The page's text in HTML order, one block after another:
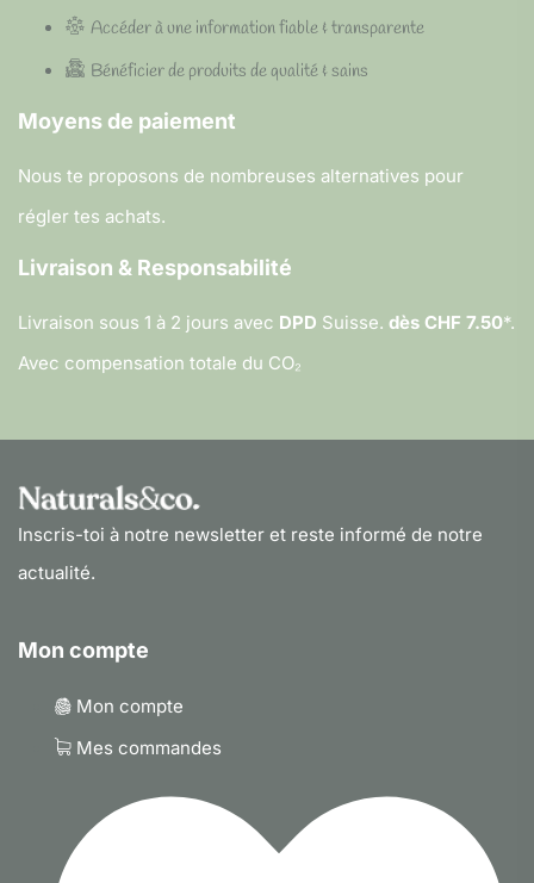
Accéder à une information fiable & transparente
Bénéficier de produits de qualité & sains
Moyens de paiement
Nous te proposons de nombreuses alternatives pour
régler tes achats.
Livraison & Responsabilité
Livraison sous 1 à 2 jours avec DPD Suisse. dès CHF 7.50*.
Avec compensation totale du CO₂
Inscris-toi à notre newsletter et reste informé de notre
actualité.
Mon compte
Mon compte
Mes commandes